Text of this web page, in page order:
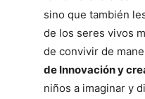
sino que también
de los seres vivos
de convivir de
de Innovación y
niños a imaginar y